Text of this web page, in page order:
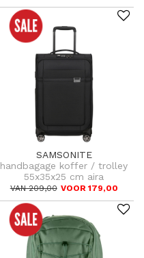
SAMSONITE
handbagage koffer / trolley
55x35x25 cm aira
VAN 209,00 VOOR 179,00